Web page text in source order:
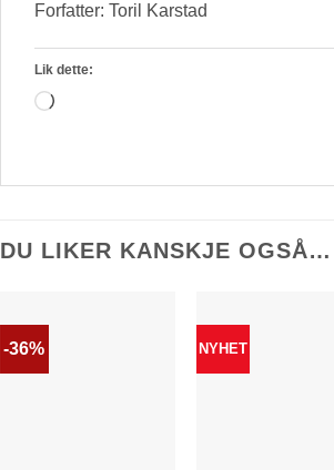
Forfatter: Toril Karstad
Lik dette:
Laster
DU LIKER KANSKJE OGSÅ…
-36% NYHET